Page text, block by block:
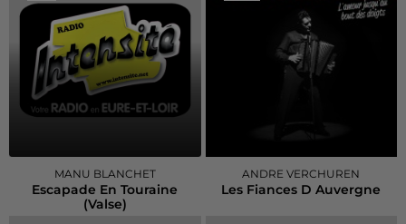
MANU BLANCHET
Escapade En Touraine
(valse)
ANDRE VERCHUREN
Les Fiances D Auvergne